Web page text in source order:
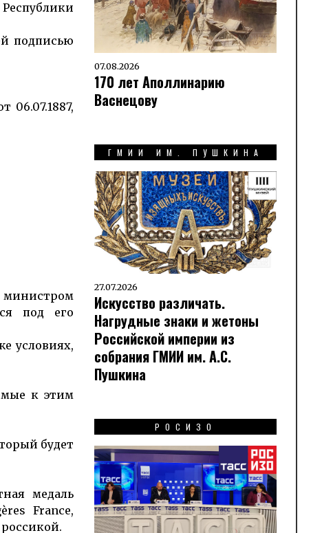
подписью
06.07.1887,
под его
условиях,
к этим
будет
медаль
France,
07.08.2026
170 лет Аполлинарию
Васнецову
ГМИИ ИМ. ПУШКИНА
27.07.2026
Искусство различать.
Нагрудные знаки и жетоны
Российской империи из
собрания ГМИИ им. А.С.
Пушкина
РОСИЗО